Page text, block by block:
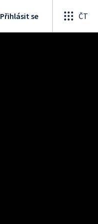
Přihlásit se ČT